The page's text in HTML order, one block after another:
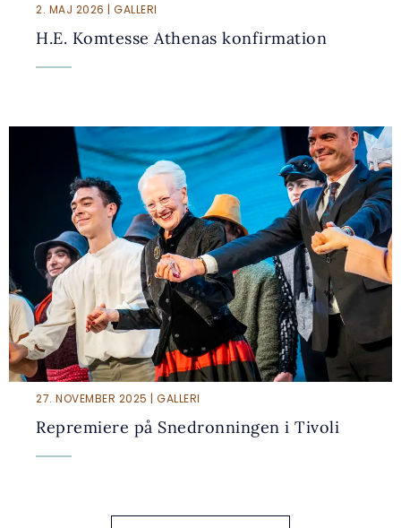
2. MAJ 2026 | GALLERI
H.E. Komtesse Athenas konfirmation
27. NOVEMBER 2025 | GALLERI
Repremiere på Snedronningen i Tivoli